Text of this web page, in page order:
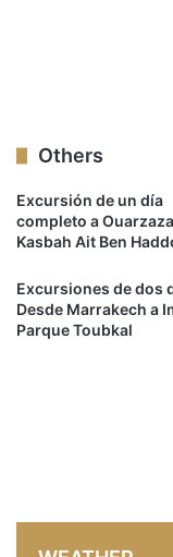
Others
Excursión de un día
completo a
Kasbah Ait Ben
Excursiones de dos
Desde Marrakech a
Parque Toubkal